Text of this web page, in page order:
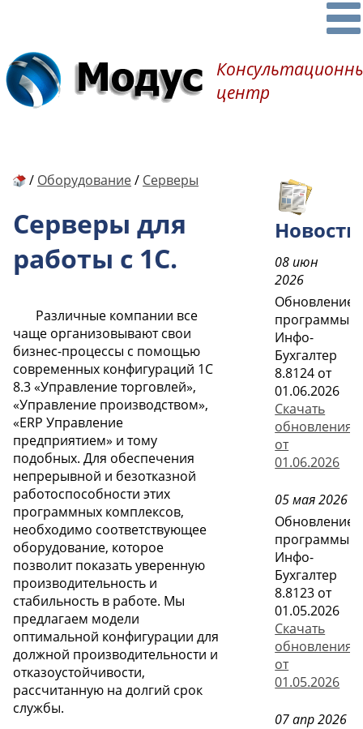
центр
/ Оборудование/ Серверы
Cерверы для
работы с 1С.
Различные компании все
чаще организовывают свои
бизнес-процессы с помощью
современных конфигураций 1С
8.3 «Управление торговлей»,
«Управление производством»,
«ERP Управление
предприятием» и тому
подобных. Для обеспечения
непрерывной и безотказной
работоспособности этих
программных комплексов,
необходимо соответствующее
оборудование, которое
позволит показать уверенную
производительность и
стабильность в работе. Мы
предлагаем модели
оптимальной конфигурации для
должной производительности и
отказоустойчивости,
рассчитанную на долгий срок
службы.
Новости
08 июн
2026
Обновление
программы
Инфо-
Бухгалтер
8.8124 от
01.06.2026
Скачать
обновления
от
01.06.2026
05 мая 2026
Обновление
программы
Инфо-
Бухгалтер
8.8123 от
01.05.2026
Скачать
обновления
от
01.05.2026
07 апр 2026